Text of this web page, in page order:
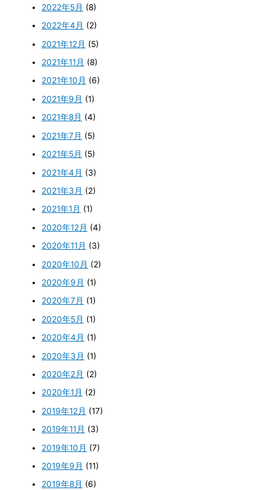
2022年5月 (8)
2022年4月 (2)
2021年12月 (5)
2021年11月 (8)
2021年10月 (6)
2021年9月 (1)
2021年8月 (4)
2021年7月 (5)
2021年5月 (5)
2021年4月 (3)
2021年3月 (2)
2021年1月 (1)
2020年12月 (4)
2020年11月 (3)
2020年10月 (2)
2020年9月 (1)
2020年7月 (1)
2020年5月 (1)
2020年4月 (1)
2020年3月 (1)
2020年2月 (2)
2020年1月 (2)
2019年12月 (17)
2019年11月 (3)
2019年10月 (7)
2019年9月 (11)
2019年8月 (6)